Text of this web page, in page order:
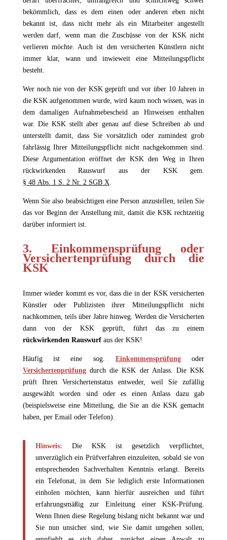
bekömmlich, dass es dem einen oder anderen eben nicht
bekannt ist, dass nicht mehr als ein Mitarbeiter angestellt
werden darf, wenn man die Zuschüsse von der KSK nicht
verlieren möchte. Auch ist den versicherten Künstlern nicht
immer klar, wann und inwieweit eine Mitteilungspflicht
besteht.
Wer noch nie von der KSK geprüft und vor über 10 Jahren in
die KSK aufgenommen wurde, wird kaum noch wissen, was in
dem damaligen Aufnahmebescheid an Hinweisen enthalten
war. Die KSK stellt aber genau auf diese Schreiben ab und
unterstellt damit, dass Sie vorsätzlich oder zumindest grob
fahrlässig Ihrer Mitteilungspflicht nicht nachgekommen sind.
Diese Argumentation eröffnet der KSK den Weg in Ihren
rückwirkenden Rauswurf aus der KSK gem.
§ 48 Abs. 1 S. 2 Nr. 2 SGB X.
Wenn Sie also beabsichtigen eine Person anzustellen, teilen Sie
das vor Beginn der Anstellung mit, damit die KSK rechtzeitig
darüber informiert ist.
3. Einkommensprüfung oder
Versichertenprüfung durch die
KSK
Immer wieder kommt es vor, dass die in der KSK versicherten
Künstler oder Publizisten ihrer Mitteilungspflicht nicht
nachkommen, teils über Jahre hinweg. Werden die Versicherten
dann von der KSK geprüft, führt das zu einem
rückwirkenden Rauswurfaus der KSK!
Häufig ist eine sog. Einkommensprüfungoder
Versichertenprüfungdurch die KSK der Anlass. Die KSK
prüft Ihren Versichertenstatus entweder, weil Sie zufällig
ausgewählt worden sind oder es einen Anlass dazu gab
(beispielsweise eine Mitteilung, die Sie an die KSK gemacht
haben, per Email oder Telefon).
Hinweis:
Die KSK ist gesetzlich verpflichtet,
unverzüglich ein Prüfverfahren einzuleiten, sobald sie von
entsprechenden Sachverhalten Kenntnis erlangt. Bereits
ein Telefonat, in dem Sie lediglich erste Informationen
einholen möchten, kann hierfür ausreichen und führt
erfahrungsmäßig zur Einleitung einer KSK-Prüfung.
Wenn Ihnen diese Regelung bislang nicht bekannt war und
Sie nun unsicher sind, wie Sie damit umgehen sollen,